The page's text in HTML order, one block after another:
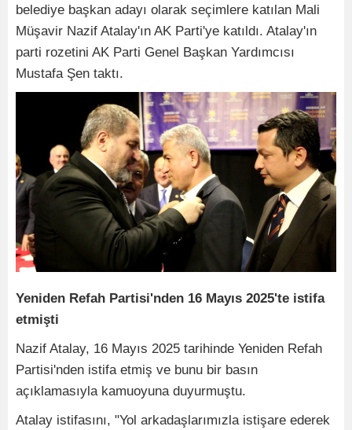
belediye başkan adayı olarak seçimlere katılan Mali
Müşavir Nazif Atalay'ın AK Parti'ye katıldı. Atalay'ın
parti rozetini AK Parti Genel Başkan Yardımcısı
Mustafa Şen taktı.
Yeniden Refah Partisi'nden 16 Mayıs 2025'te istifa
etmişti
Nazif Atalay, 16 Mayıs 2025 tarihinde Yeniden Refah
Partisi'nden istifa etmiş ve bunu bir basın
açıklamasıyla kamuoyuna duyurmuştu.
Atalay istifasını, "Yol arkadaşlarımızla istişare ederek